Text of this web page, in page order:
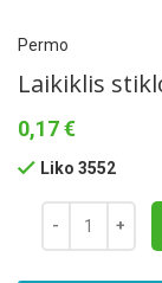
Permo
Laikiklis
0,17€
Liko 3552